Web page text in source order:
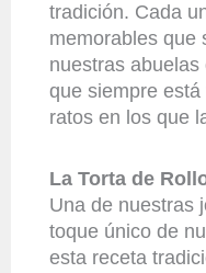
tradición. Cada
memorables que
nuestras
que siempre
ratos en los que
La Torta de
Una de nuestras
toque único de
esta receta